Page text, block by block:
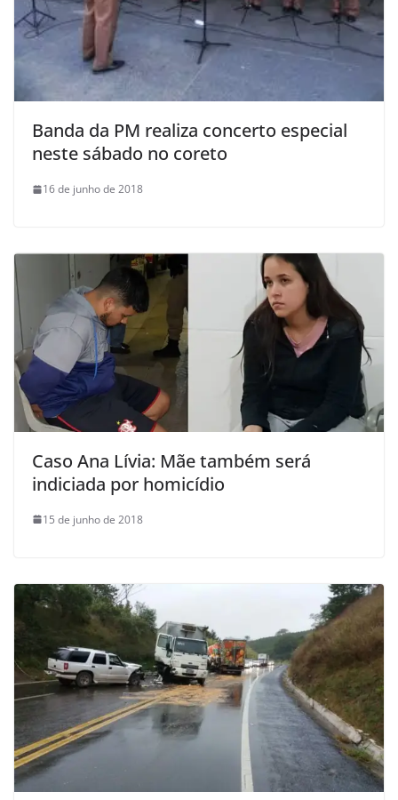
Banda da PM realiza concerto especial
neste sábado no coreto
16 de junho de 2018
Caso Ana Lívia: Mãe também será
indiciada por homicídio
15 de junho de 2018